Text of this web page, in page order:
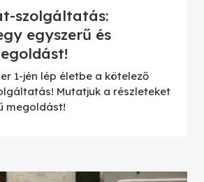
szolgáltatás:
egyszerű és
1-jén lép életbe a kötelező
Mutatjuk a részleteket
megoldást!